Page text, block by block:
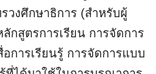
วงศึกษาธิการ (สำหรับผู้
กสูตรการเรียน การจัดการ
การเรียนรู้ การจัดการแบบ